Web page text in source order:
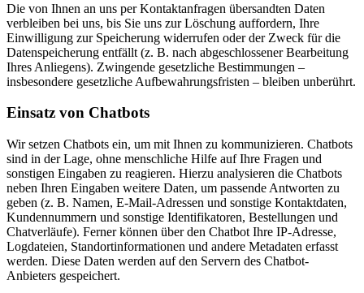
Die von Ihnen an uns per Kontaktanfragen übersandten Daten
verbleiben bei uns, bis Sie uns zur Löschung auffordern, Ihre
Einwilligung zur Speicherung widerrufen oder der Zweck für die
Datenspeicherung entfällt (z. B. nach abgeschlossener Bearbeitung
Ihres Anliegens). Zwingende gesetzliche Bestimmungen –
insbesondere gesetzliche Aufbewahrungsfristen – bleiben unberührt.
Einsatz von Chatbots
Wir setzen Chatbots ein, um mit Ihnen zu kommunizieren. Chatbots
sind in der Lage, ohne menschliche Hilfe auf Ihre Fragen und
sonstigen Eingaben zu reagieren. Hierzu analysieren die Chatbots
neben Ihren Eingaben weitere Daten, um passende Antworten zu
geben (z. B. Namen, E-Mail-Adressen und sonstige Kontaktdaten,
Kundennummern und sonstige Identifikatoren, Bestellungen und
Chatverläufe). Ferner können über den Chatbot Ihre IP-Adresse,
Logdateien, Standortinformationen und andere Metadaten erfasst
werden. Diese Daten werden auf den Servern des Chatbot-
Anbieters gespeichert.